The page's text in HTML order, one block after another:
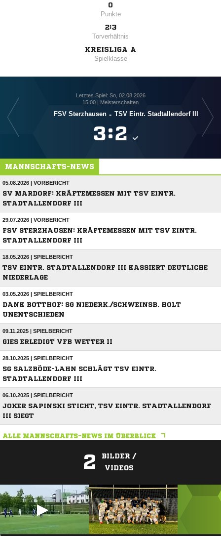
0
Punkte
2:3
Torverhältnis
KREISLIGA A
Spielklasse
Letztes Spiel: So, 02.08.2026
15:00 | Meisterschaften
FSV Sterzhausen - TSV Eintr. Stadtallendorf III
:
MANNSCHAFTS-NEWS
05.08.2026 | VORBERICHT
SV MARDORF: KRÄFTEMESSEN MIT TSV EINTR.
STADTALLENDORF III
29.07.2026 | VORBERICHT
FSV STERZHAUSEN: KRÄFTEMESSEN MIT TSV EINTR.
STADTALLENDORF III
18.05.2026 | SPIELBERICHT
TSV EINTR. STADTALLENDORF III KASSIERT DEUTLICHE
NIEDERLAGE
03.05.2026 | SPIELBERICHT
DANK BOTTHOF: SG NIEDERK./SCHWEINSB. HOLT
UNENTSCHIEDEN
09.11.2025 | SPIELBERICHT
GIES ERLEDIGT VFB WETTER II
28.10.2025 | SPIELBERICHT
SG SALZBÖDE-LAHN SCHLÄGT TSV EINTR.
STADTALLENDORF III
06.10.2025 | SPIELBERICHT
JOKER SAPINSKI STICHT, TSV EINTR. STADTALLENDORF
III SIEGT
ALLE MANNSCHAFTS-NEWS IM ÜBERBLICK
2
BILDER /
VIDEOS